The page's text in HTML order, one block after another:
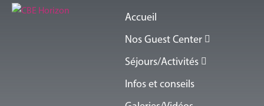
Accueil
Nos Guest Center
Séjours/Activités
Infos et conseils